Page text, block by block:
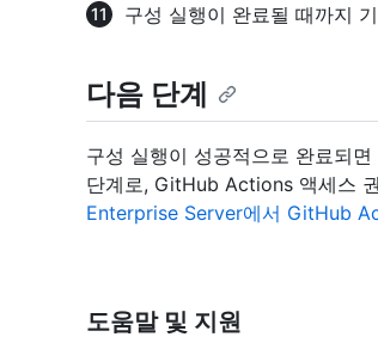
구성 실행이 완료될 때까지
다음 단계
구성 실행이 성공적으로 완료되
단계로, GitHub Actions 액세스
Enterprise Server에서 GitHub
도움말 및 지원